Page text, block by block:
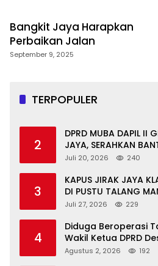
Bangkit Jaya Harapkan
Perbaikan Jalan
September 9, 2025
TERPOPULER
2
DPRD MUBA DAPIL II
JAYA, SERAHKAN
JALAN RUSAK SERTA
Juli 20, 2026 240
3
KAPUS JIRAK JAYA
DI PUSTU TALANG
MISKOMUNIKASI
Juli 27, 2026 229
4
Diduga Beroperasi
Wakil Ketua DPRD
Aburahmi
Agustus 2, 2026 192